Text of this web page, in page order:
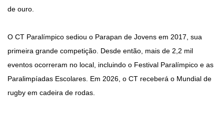
de ouro.
O CT Paralímpico sediou o Parapan de Jovens em 2017, sua
primeira grande competição. Desde então, mais de 2,2 mil
eventos ocorreram no local, incluindo o Festival Paralímpico e as
Paralimpíadas Escolares. Em 2026, o CT receberá o Mundial de
rugby em cadeira de rodas.